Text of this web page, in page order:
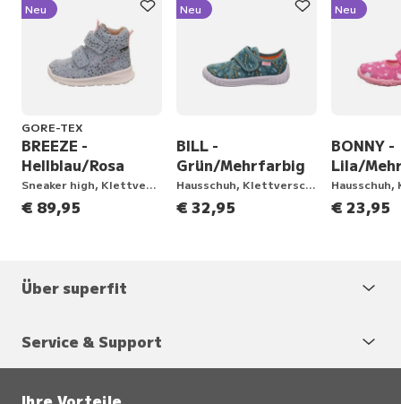
Neu
GORE-TEX
BREEZE -
Hellblau/Rosa
Sneaker high, Klettverschluss
€ 89,95
Neu
BILL -
Grün/Mehrfarbig
Hausschuh, Klettverschluss
€ 32,95
Neu
BONNY -
Lila/
€ 23,95
Über superfit
Service & Support